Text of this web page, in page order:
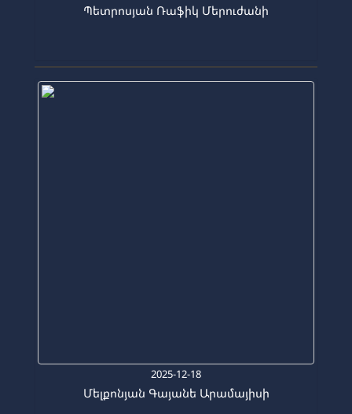
Պետրոսյան Ռաֆիկ Մերուժանի
2025-12-18
Մելքոնյան Գայանե Արամայիսի